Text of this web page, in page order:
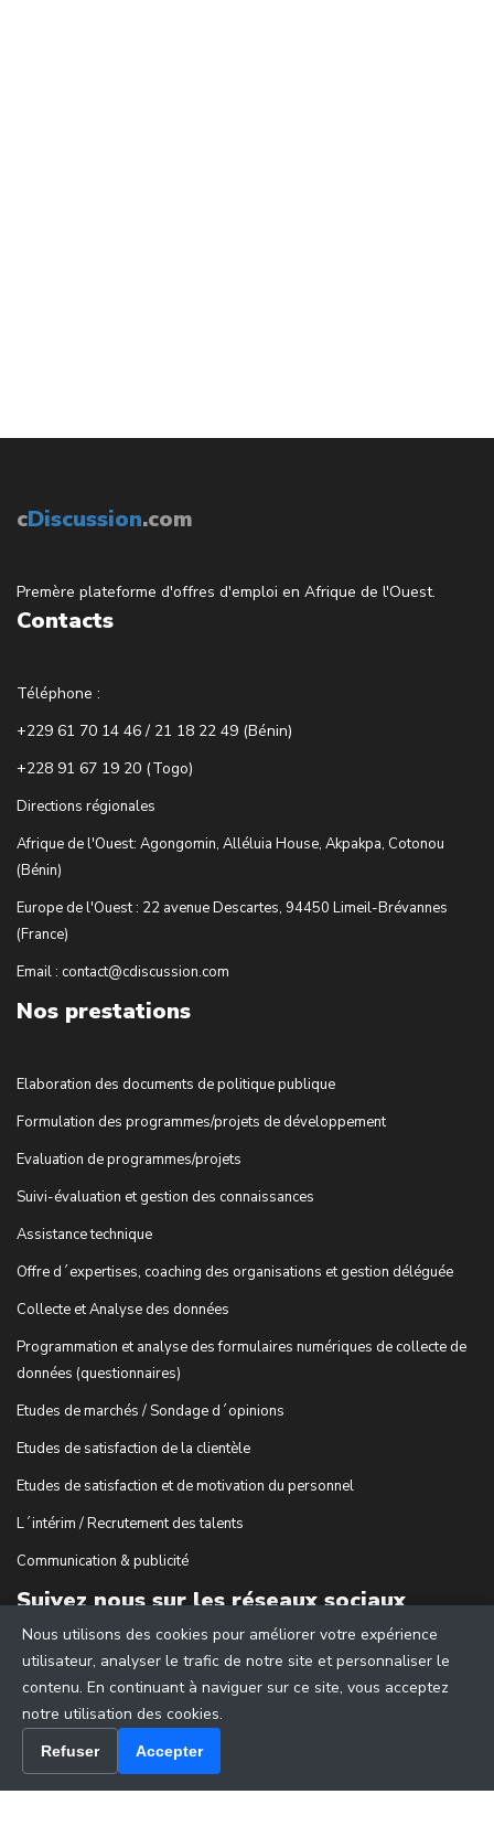
cDiscussion.com
Premère plateforme d'offres d'emploi en Afrique de l'Ouest.
Contacts
Téléphone :
+229 61 70 14 46 / 21 18 22 49 (Bénin)
+228 91 67 19 20 (Togo)
Directions régionales
Afrique de l'Ouest: Agongomin, Alléluia House, Akpakpa, Cotonou
(Bénin)
Europe de l'Ouest : 22 avenue Descartes, 94450 Limeil-Brévannes
(France)
Email : contact@cdiscussion.com
Nos prestations
Elaboration des documents de politique publique
Formulation des programmes/projets de développement
Evaluation de programmes/projets
Suivi-évaluation et gestion des connaissances
Assistance technique
Offre d´expertises, coaching des organisations et gestion déléguée
Collecte et Analyse des données
Programmation et analyse des formulaires numériques de collecte de
données (questionnaires)
Etudes de marchés / Sondage d´opinions
Etudes de satisfaction de la clientèle
Etudes de satisfaction et de motivation du personnel
L´intérim / Recrutement des talents
Communication & publicité
Suivez nous sur les réseaux sociaux
Nous utilisons des cookies pour améliorer votre expérience
utilisateur, analyser le trafic de notre site et personnaliser le
contenu. En continuant à naviguer sur ce site, vous acceptez
notre utilisation des cookies.
Refuser Accepter